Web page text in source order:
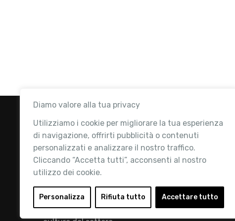
Diamo valore alla tua privacy
Utilizziamo i cookie per migliorare la tua esperienza
di navigazione, offrirti pubblicità o contenuti
personalizzati e analizzare il nostro traffico.
Cliccando “Accetta tutti”, acconsenti al nostro
utilizzo dei cookie.
Personalizza Rifiuta tutto Accettare tutto
Retail Institute Italy è l’Associazione di
riferimento per l'Ecosistema Retail: la nostra
mission è quella di promuovere lo sviluppo e la